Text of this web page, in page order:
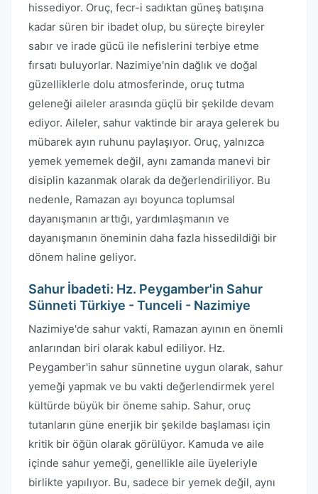
hissediyor. Oruç, fecr-i sadıktan güneş batışına
kadar süren bir ibadet olup, bu süreçte bireyler
sabır ve irade gücü ile nefislerini terbiye etme
fırsatı buluyorlar. Nazimiye'nin dağlık ve doğal
güzelliklerle dolu atmosferinde, oruç tutma
geleneği aileler arasında güçlü bir şekilde devam
ediyor. Aileler, sahur vaktinde bir araya gelerek bu
mübarek ayın ruhunu paylaşıyor. Oruç, yalnızca
yemek yememek değil, aynı zamanda manevi bir
disiplin kazanmak olarak da değerlendiriliyor. Bu
nedenle, Ramazan ayı boyunca toplumsal
dayanışmanın arttığı, yardımlaşmanın ve
dayanışmanın öneminin daha fazla hissedildiği bir
dönem haline geliyor.
Sahur İbadeti: Hz. Peygamber'in Sahur
Sünneti Türkiye - Tunceli - Nazimiye
Nazimiye'de sahur vakti, Ramazan ayının en önemli
anlarından biri olarak kabul ediliyor. Hz.
Peygamber'in sahur sünnetine uygun olarak, sahur
yemeği yapmak ve bu vakti değerlendirmek yerel
kültürde büyük bir öneme sahip. Sahur, oruç
tutanların güne enerjik bir şekilde başlaması için
kritik bir öğün olarak görülüyor. Kamuda ve aile
içinde sahur yemeği, genellikle aile üyeleriyle
birlikte yapılıyor. Bu, sadece bir yemek değil, aynı